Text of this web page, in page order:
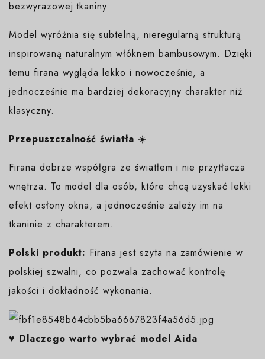
bezwyrazowej tkaniny.
Model wyróżnia się subtelną, nieregularną strukturą
inspirowaną naturalnym włóknem bambusowym. Dzięki
temu firana wygląda lekko i nowocześnie, a
jednocześnie ma bardziej dekoracyjny charakter niż
klasyczny.
Przepuszczalność światła ☀️
Firana dobrze współgra ze światłem i nie przytłacza
wnętrza. To model dla osób, które chcą uzyskać lekki
efekt osłony okna, a jednocześnie zależy im na
tkaninie z charakterem.
Polski produkt: Firana jest szyta na zamówienie w
polskiej szwalni, co pozwala zachować kontrolę
jakości i dokładność wykonania.
♥️ Dlaczego warto wybrać model Aida